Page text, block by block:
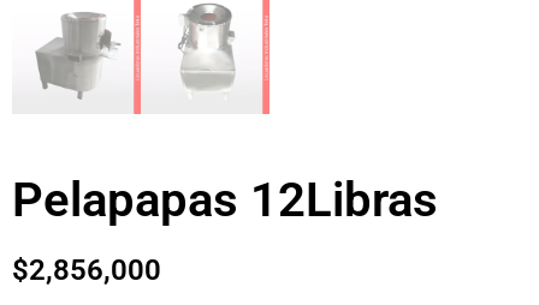
Pelapapas 12Libras
$2,856,000